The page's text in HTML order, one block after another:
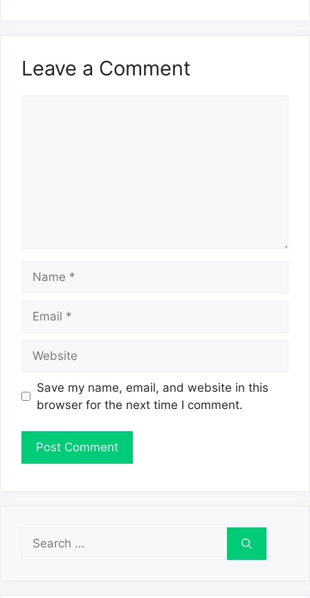
Leave a Comment
Save my name, email, and website in this
browser for the next time I comment.
Search
for: